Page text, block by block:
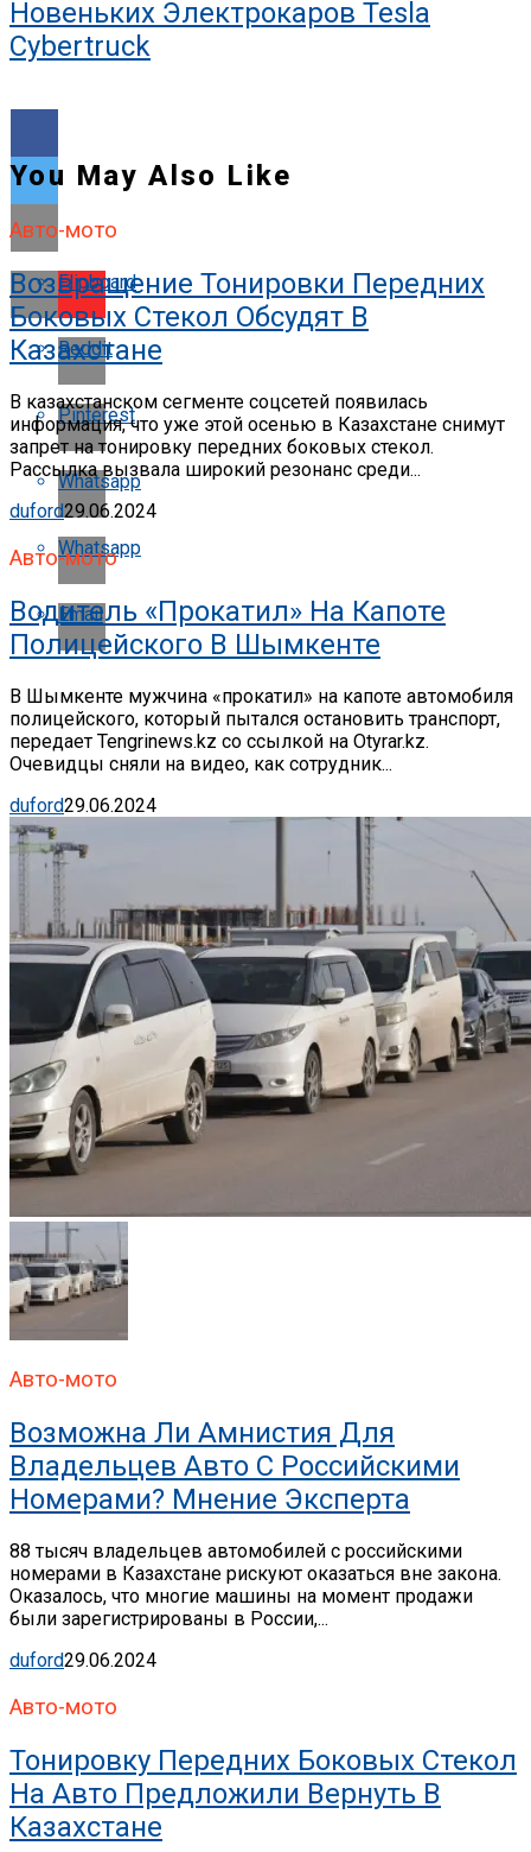
Новеньких Электрокаров Tesla
Cybertruck
Flipboard
Reddit
Pinterest
Whatsapp
Whatsapp
Email
You May Also Like
Авто-мото
Возвращение Тонировки Передних
Боковых Стекол Обсудят В
Казахстане
В казахстанском сегменте соцсетей появилась
информация, что уже этой осенью в Казахстане снимут
запрет на тонировку передних боковых стекол.
Рассылка вызвала широкий резонанс среди...
duford29.06.2024
Авто-мото
Водитель «прокатил» На Капоте
Полицейского В Шымкенте
В Шымкенте мужчина «прокатил» на капоте автомобиля
полицейского, который пытался остановить транспорт,
передает Tengrinews.kz со ссылкой на Otyrar.kz.
Очевидцы сняли на видео, как сотрудник...
duford29.06.2024
Авто-мото
Возможна Ли Амнистия Для
Владельцев Авто С Российскими
Номерами? Мнение Эксперта
88 тысяч владельцев автомобилей с российскими
номерами в Казахстане рискуют оказаться вне закона.
Оказалось, что многие машины на момент продажи
были зарегистрированы в России,...
duford29.06.2024
Авто-мото
Тонировку Передних Боковых Стекол
На Авто Предложили Вернуть В
Казахстане